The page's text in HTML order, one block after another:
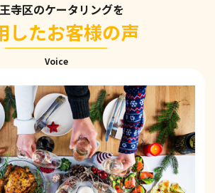
寺区のケータリングを
したお客様の声
Voice